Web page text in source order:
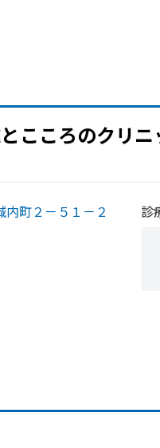
こころのクリニ
内町２－５１－２
診